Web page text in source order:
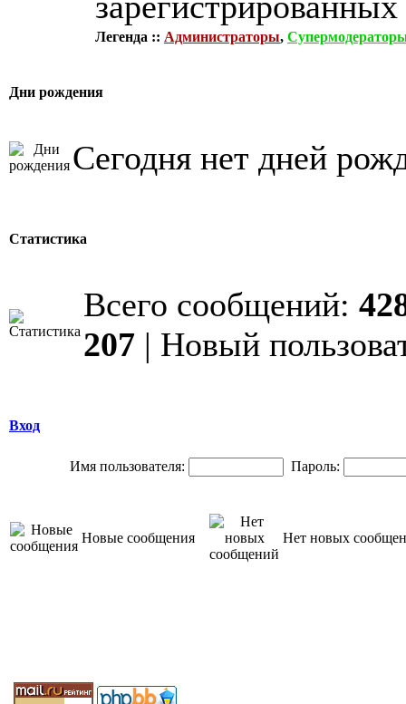
Легенда :: Администраторы,
Дни рождения
Сегодня нет дней
Статистика
Всего сообщений:
207 | Новый
Вход
Имя пользователя: Пароль:
Новые сообщения Нет новых